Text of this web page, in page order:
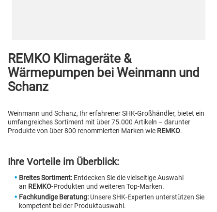
REMKO Klimageräte &
Wärmepumpen bei Weinmann und
Schanz
Weinmann und Schanz, Ihr erfahrener SHK-Großhändler, bietet ein
umfangreiches Sortiment mit über 75.000 Artikeln – darunter
Produkte von über 800 renommierten Marken wie REMKO.
Ihre Vorteile im Überblick:
Breites Sortiment: Entdecken Sie die vielseitige Auswahl
an REMKO-Produkten und weiteren Top-Marken.
Fachkundige Beratung: Unsere SHK-Experten unterstützen Sie
kompetent bei der Produktauswahl.